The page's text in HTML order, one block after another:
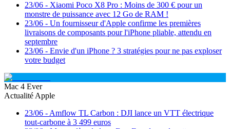
23/06 - Xiaomi Poco X8 Pro : Moins de 300 € pour un
monstre de puissance avec 12 Go de RAM !
23/06 - Un fournisseur d'Apple confirme les premières
livraisons de composants pour l'iPhone pliable, attendu en
septembre
23/06 - Envie d'un iPhone ? 3 stratégies pour ne pas exploser
votre budget
Mac 4 Ever
Actualité Apple
23/06 - Amflow TL Carbon : DJI lance un VTT électrique
tout-carbone à 3 499 euros